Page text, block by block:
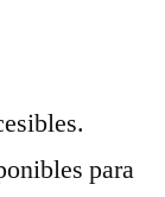
para